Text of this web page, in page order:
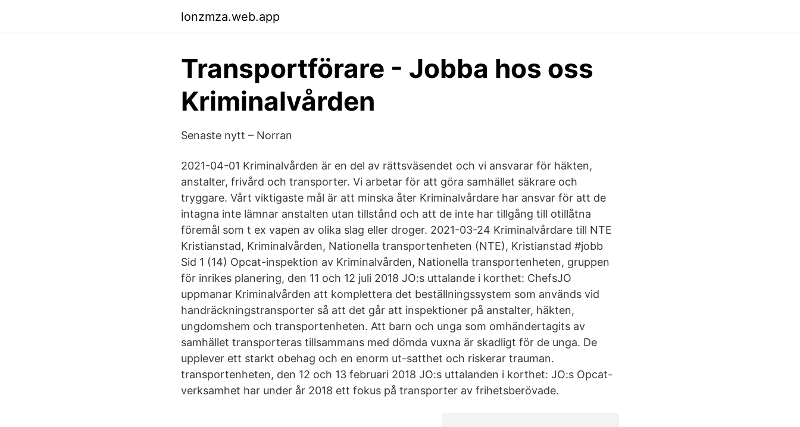
lonzmza.web.app
Transportförare - Jobba hos oss
Kriminalvården
Senaste nytt – Norran
2021-04-01 Kriminalvården är en del av rättsväsendet och vi ansvarar för häkten,
anstalter, frivård och transporter. Vi arbetar för att göra samhället säkrare och
tryggare. Vårt viktigaste mål är att minska åter Kriminalvårdare har ansvar för att de
intagna inte lämnar anstalten utan tillstånd och att de inte har tillgång till otillåtna
föremål som t ex vapen av olika slag eller droger. 2021-03-24 Kriminalvårdare till NTE
Kristianstad, Kriminalvården, Nationella transportenheten (NTE), Kristianstad #jobb
Sid 1 (14) Opcat-inspektion av Kriminalvården, Nationella transportenheten, gruppen
för inrikes planering, den 11 och 12 juli 2018 JO:s uttalande i korthet: ChefsJO
uppmanar Kriminalvården att komplettera det beställningssystem som används vid
handräckningstransporter så att det går att inspektioner på anstalter, häkten,
ungdomshem och transportenheten. Att barn och unga som omhändertagits av
samhället transporteras tillsammans med dömda vuxna är skadligt för de unga. De
upplever ett starkt obehag och en enorm ut-satthet och riskerar trauman.
transportenheten, den 12 och 13 februari 2018 JO:s uttalanden i korthet: JO:s Opcat-
verksamhet har under år 2018 ett fokus på transporter av frihetsberövade.